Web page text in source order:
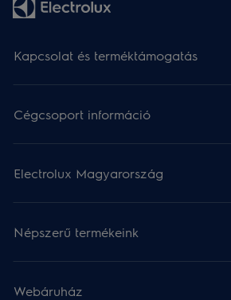
Kapcsolat és terméktámogatás
Cégcsoport információ
Electrolux Magyarország
Népszerű termékeink
Webáruház​